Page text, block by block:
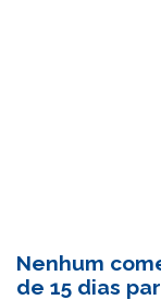
Nenhum
de 15 dias